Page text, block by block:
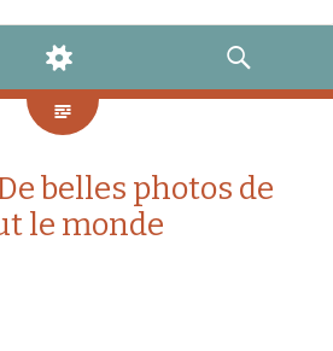
belles photos de
le monde